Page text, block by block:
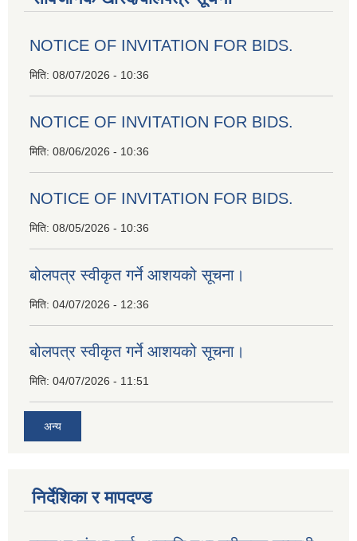
NOTICE OF INVITATION FOR BIDS.
मिति: 08/07/2026 - 10:36
NOTICE OF INVITATION FOR BIDS.
मिति: 08/06/2026 - 10:36
NOTICE OF INVITATION FOR BIDS.
मिति: 08/05/2026 - 10:36
बोलपत्र स्वीकृत गर्ने आशयको सूचना।
मिति: 04/07/2026 - 12:36
बोलपत्र स्वीकृत गर्ने आशयको सूचना।
मिति: 04/07/2026 - 11:51
अन्य
निर्देशिका र मापदण्ड